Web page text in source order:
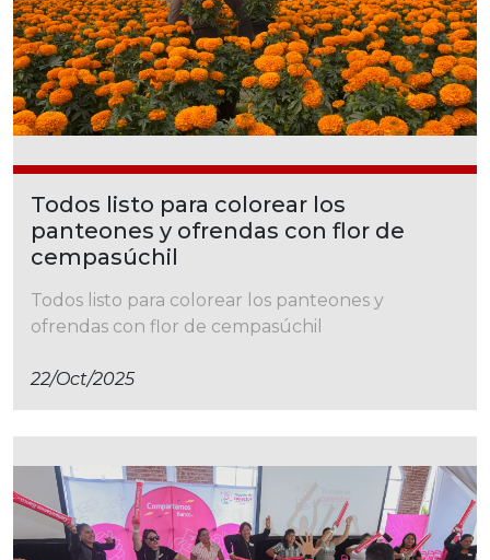
Todos listo para colorear los
panteones y ofrendas con flor de
cempasúchil
Todos listo para colorear los panteones y
ofrendas con flor de cempasúchil
22/oct/2025